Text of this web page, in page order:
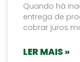
Quando há
entrega de
cobrar juros
LER MAIS »